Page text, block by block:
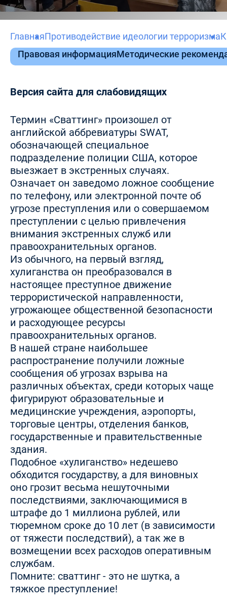
ГлавнаяПротиводействие идеологии терроризма
Правовая информацияМетодические
Версия сайта для слабовидящих
Термин «Сваттинг» произошел от
английской аббревиатуры SWAT,
обозначающей специальное
подразделение полиции США, которое
выезжает в экстренных случаях.
Означает он заведомо ложное сообщение
по телефону, или электронной почте об
угрозе преступления или о совершаемом
преступлении с целью привлечения
внимания экстренных служб или
правоохранительных органов.
Из обычного, на первый взгляд,
хулиганства он преобразовался в
настоящее преступное движение
террористической направленности,
угрожающее общественной безопасности
и расходующее ресурсы
правоохранительных органов.
В нашей стране наибольшее
распространение получили ложные
сообщения об угрозах взрыва на
различных объектах, среди которых чаще
фигурируют образовательные и
медицинские учреждения, аэропорты,
торговые центры, отделения банков,
государственные и правительственные
здания.
Подобное «хулиганство» недешево
обходится государству, а для виновных
оно грозит весьма нешуточными
последствиями, заключающимися в
штрафе до 1 миллиона рублей, или
тюремном сроке до 10 лет (в зависимости
от тяжести последствий), а так же в
возмещении всех расходов оперативным
службам.
Помните: сваттинг - это не шутка, а
тяжкое преступление!